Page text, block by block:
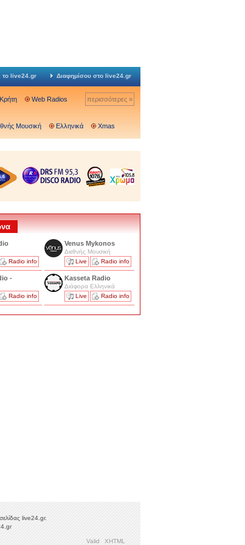
το live24.gr Διαφημίσου στο live24.gr
Κρήτη Web Radios περισσότερες »
Μουσική Ελληνικά Xmas
Radio info
Venus Mykonos
Διεθνής Μουσική
Live
Radio info
-
Radio info
Kasseta Radio
Διάφορα Ελληνικά
Live
Radio info
live24.gr.
Valid XHTML